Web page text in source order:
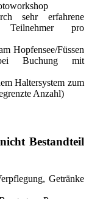
sehr erfahrene
pro
Hopfensee/Füssen
Buchung mit
Haltersystem zum
Anzahl)
Bestandteil
Getränke